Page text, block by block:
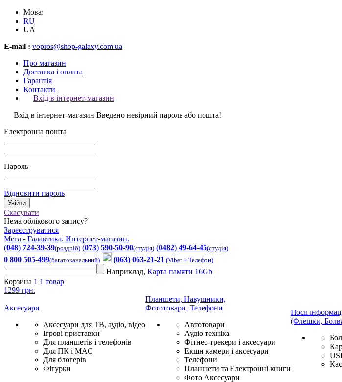
Мова:
RU
UA
E-mail : vopros@shop-galaxy.com.ua
Про магазин
Доставка і оплата
Гарантія
Контакти
Вхід в інтернет-магазин
Вхід в інтернет-магазин Введено невірний пароль або пошта!
Електронна пошта
Пароль
Відновити пароль
Скасувати
Нема облікового запису?
Зареєструватися
Мега - Галактика. Интернет-магазин.
(048) 724-39-39(роздріб) (073) 590-50-90(студія) (0482) 49-64-45(студія)
0 800 505-499(багатоканальний) (063) 063-21-21 (Viber + Телефон)
Наприклад, Карта памяти 16Gb
Корзина 1 1 товар
1299 грн.
Аксесуари
Аксесуари для ТВ, аудіо, відео
Ігрові приставки
Для планшетів і телефонів
Для ПК і MAC
Для блогерів
Фігурки
Планшети, Навушники,
Фототовари, Телефони
Автотовари
Аудіо техніка
Фітнес-трекери і аксесуари
Екшн камери і аксесуари
Телефони
Планшети та Електронні книги
Фото Аксесуари
Носії
(Флешки,